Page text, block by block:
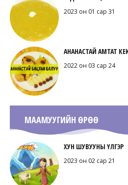
2023 он 01 сар 31
АНАНАСТАЙ АМТАТ
2022 он 03 сар 24
МААМУУГИЙН ӨРӨӨ
ХУН ШУВУУНЫ ҮЛГЭР
2023 он 02 сар 21